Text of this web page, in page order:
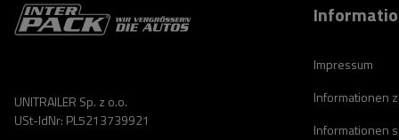
UNITRAILER Sp. z o.o.
USt-IdNr: PL5213739921
Impressum
Informationen
Informationen